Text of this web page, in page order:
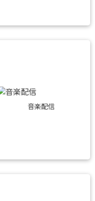
音楽配信